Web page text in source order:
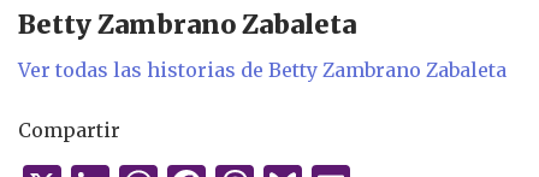
Betty Zambrano Zabaleta
Ver todas las historias de Betty Zambrano Zabaleta
Compartir